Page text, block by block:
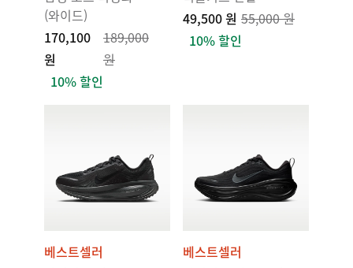
(와이드)
170,100
원
189,000
원
10% 할인
49,500 원 55,000 원
10% 할인
베스트셀러
베스트셀러